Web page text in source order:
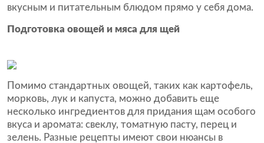
вкусным и питательным блюдом прямо у себя дома.
Подготовка овощей и мяса для щей
Помимо стандартных овощей, таких как картофель,
морковь, лук и капуста, можно добавить еще
несколько ингредиентов для придания щам особого
вкуса и аромата: свеклу, томатную пасту, перец и
зелень. Разные рецепты имеют свои нюансы в